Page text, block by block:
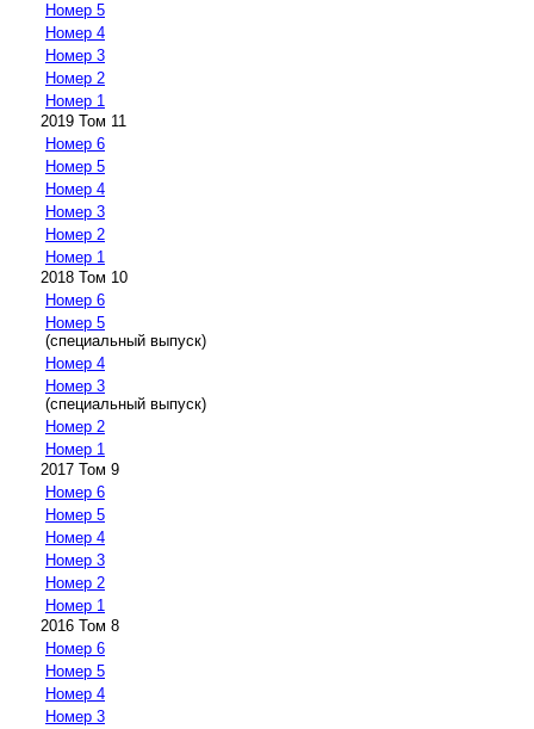
Номер 5
Номер 4
Номер 3
Номер 2
Номер 1
2019 Том 11
Номер 6
Номер 5
Номер 4
Номер 3
Номер 2
Номер 1
2018 Том 10
Номер 6
Номер 5
(специальный выпуск)
Номер 4
Номер 3
(специальный выпуск)
Номер 2
Номер 1
2017 Том 9
Номер 6
Номер 5
Номер 4
Номер 3
Номер 2
Номер 1
2016 Том 8
Номер 6
Номер 5
Номер 4
Номер 3